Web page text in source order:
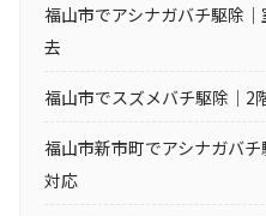
福山市でアシナガバチ駆除
去
福山市でスズメバチ駆除｜2
福山市新市町でアシナガバ
対応